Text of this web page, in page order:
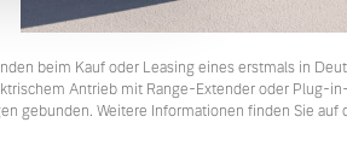
beim Kauf oder Leasing eines erstmals in
Antrieb mit Range-Extender oder Plug-
gebunden. Weitere Informationen finden Sie auf